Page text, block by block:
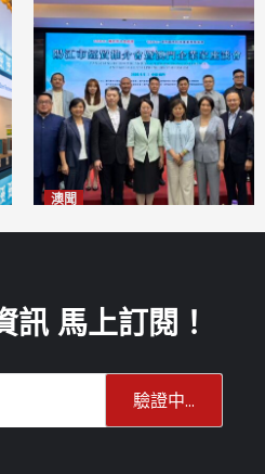
澳聞
訊 馬上訂閱！